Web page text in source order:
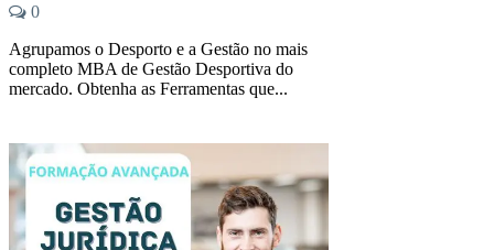
0
Agrupamos o Desporto e a Gestão no mais
completo MBA de Gestão Desportiva do
mercado. Obtenha as Ferramentas que...